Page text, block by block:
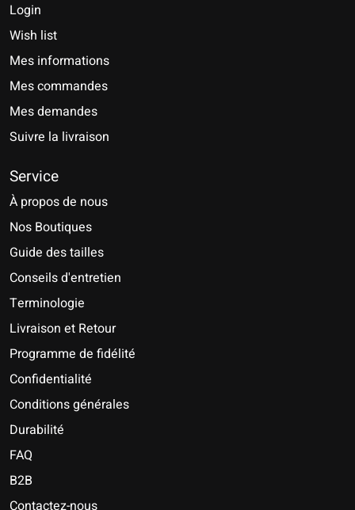
Login
Wish list
Mes informations
Mes commandes
Mes demandes
Suivre la livraison
Service
À propos de nous
Nos Boutiques
Guide des tailles
Conseils d'entretien
Terminologie
Livraison et Retour
Programme de fidélité
Confidentialité
Conditions générales
Durabilité
FAQ
B2B
Contactez-nous